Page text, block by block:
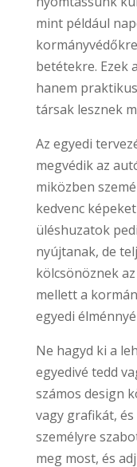
mint például
betétekre. Ezek
hanem
társak lesznek
Az egyedi
megvédik az
miközben
kedvenc
üléshuzatok
nyújtanak, de
kölcsönöznek
mellett a
egyedi
Ne hagyd ki a
egyedivé tedd
számos design
vagy grafikát,
személyre
meg most, és